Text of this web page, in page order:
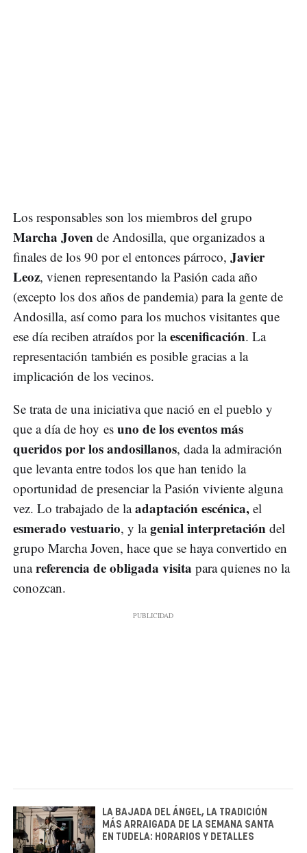
Los responsables son los miembros del grupo
Marcha Joven de Andosilla, que organizados a
finales de los 90 por el entonces párroco, Javier
Leoz, vienen representando la Pasión cada año
(excepto los dos años de pandemia) para la gente de
Andosilla, así como para los muchos visitantes que
ese día reciben atraídos por laescenificación. La
representación también es posible gracias a la
implicación de los vecinos.
Se trata de una iniciativa que nació en el pueblo y
que a día de hoy es uno de los eventos más
queridos por los andosillanos, dada la admiración
que levanta entre todos los que han tenido la
oportunidad de presenciar la Pasión viviente alguna
vez. Lo trabajado de laadaptación escénica, el
esmerado vestuario, y lagenial interpretación del
grupo Marcha Joven, hace que se haya convertido en
unareferencia de obligada visita para quienes no la
conozcan.
LA BAJADA DEL ÁNGEL, LA TRADICIÓN
MÁS ARRAIGADA DE LA SEMANA SANTA
EN TUDELA: HORARIOS Y DETALLES